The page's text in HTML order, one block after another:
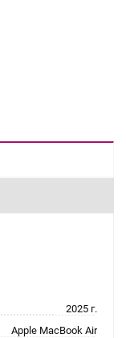
2025 г.
Apple MacBook Air